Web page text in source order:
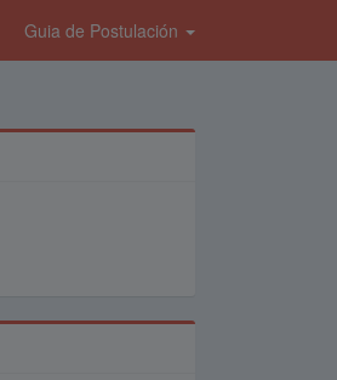
Guia de Postulación